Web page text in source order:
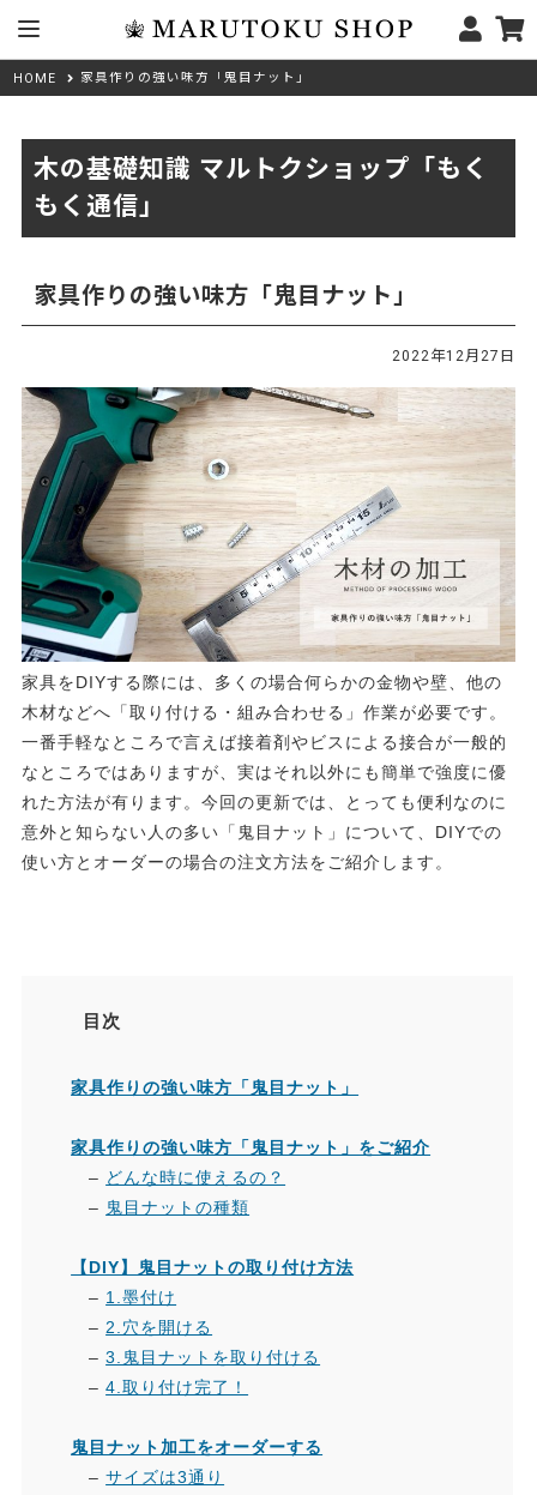
HOME 家具作りの強い味方「鬼目ナット」
木の基礎知識 マルトクショップ「もく
もく通信」
家具作りの強い味方「鬼目ナット」
2022年12月27日
家具をDIYする際には、多くの場合何らかの金物や壁、他の
木材などへ「取り付ける・組み合わせる」作業が必要です。
一番手軽なところで言えば接着剤やビスによる接合が一般的
なところではありますが、実はそれ以外にも簡単で強度に優
れた方法が有ります。今回の更新では、とっても便利なのに
意外と知らない人の多い「鬼目ナット」について、DIYでの
使い方とオーダーの場合の注文方法をご紹介します。
目次
家具作りの強い味方「鬼目ナット」
家具作りの強い味方「鬼目ナット」をご紹介
– どんな時に使えるの？
– 鬼目ナットの種類
【DIY】鬼目ナットの取り付け方法
– 1.墨付け
– 2.穴を開ける
–3.鬼目ナットを取り付ける
–4.取り付け完了！
鬼目ナット加工をオーダーする
–サイズは3通り